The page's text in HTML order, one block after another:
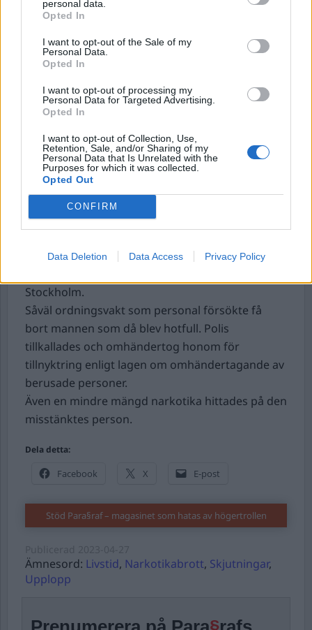
personal data.
Opted In
I want to opt-out of the Sale of my
Personal Data.
Opted In
I want to opt-out of processing my
Personal Data for Targeted Advertising.
Opted In
I want to opt-out of Collection, Use,
Retention, Sale, and/or Sharing of my
Personal Data that Is Unrelated with the
Purposes for which it was collected.
Opted Out
CONFIRM
Data Deletion Data Access Privacy Policy
polisövningi Klippan i Skåne. Omkring hundra
personer spelade upploppsmakare som rörde
sig längs stadens gator.
Det var en övning som är ett resultat av
Övningen handlade om att träna och öka
kompetensen.
– Poliserna får öva på att ställa upp kravallstaket,
säkra områden, styra upp demonstrationer och
hur vi hanterar stökiga demonstranter, säger
Fredrik Brokopp, utbildningsledare, till SVT
Helsingborg.
årsåldern hade
lagt sig för att sova på
Stockholm.
Såväl ordningsvakt som personal försökte få
bort mannen som då blev hotfull. Polis
tillkallades och omhändertog honom för
tillnyktring enligt lagen om omhändertagande av
berusade personer.
Även en mindre mängd narkotika hittades på den
misstänktes person.
Dela detta:
Facebook X E-post
Stöd Para§raf – magasinet som hatas av högertrollen
Ämnesord: Livstid, Narkotikabrott, Skjutningar,
Upplopp